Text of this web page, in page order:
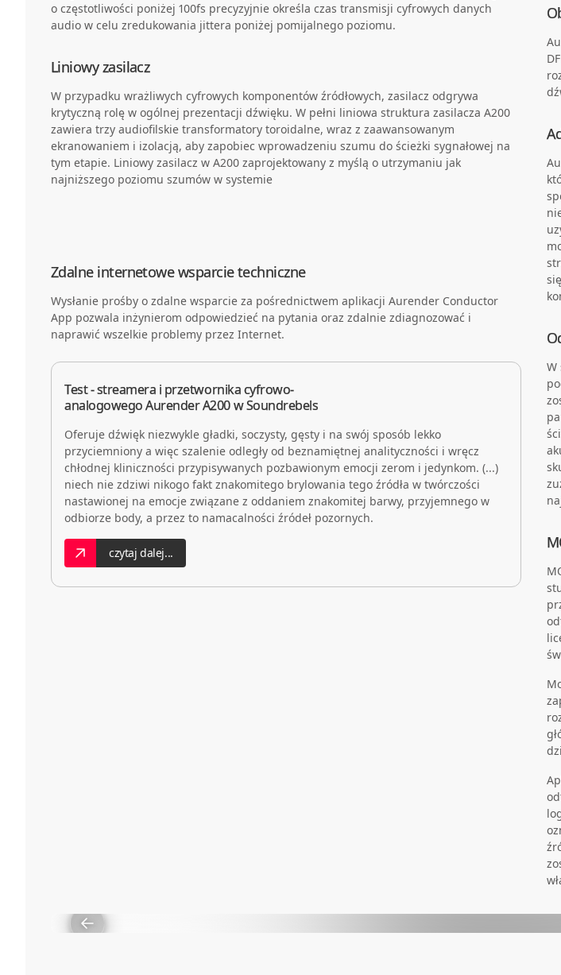
o częstotliwości poniżej 100fs precyzyjnie określa czas transmisji cyfrowych danych
audio w celu zredukowania jittera poniżej pomijalnego poziomu.
Liniowy zasilacz
W przypadku wrażliwych cyfrowych komponentów źródłowych, zasilacz odgrywa
krytyczną rolę w ogólnej prezentacji dźwięku. W pełni liniowa struktura zasilacza A200
zawiera trzy audiofilskie transformatory toroidalne, wraz z zaawansowanym
ekranowaniem i izolacją, aby zapobiec wprowadzeniu szumu do ścieżki sygnałowej na
tym etapie. Liniowy zasilacz w A200 zaprojektowany z myślą o utrzymaniu jak
najniższego poziomu szumów w systemie
Zdalne internetowe wsparcie techniczne
Wysłanie prośby o zdalne wsparcie za pośrednictwem aplikacji Aurender Conductor
App pozwala inżynierom odpowiedzieć na pytania oraz zdalnie zdiagnozować i
naprawić wszelkie problemy przez Internet.
Test - streamera i przetwornika cyfrowo-
analogowego Aurender A200 w Soundrebels
Oferuje dźwięk niezwykle gładki, soczysty, gęsty i na swój sposób lekko
przyciemniony a więc szalenie odległy od beznamiętnej analityczności i wręcz
chłodnej kliniczności przypisywanych pozbawionym emocji zerom i jedynkom. (...)
niech nie zdziwi nikogo fakt znakomitego brylowania tego źródła w twórczości
nastawionej na emocje związane z oddaniem znakomitej barwy, przyjemnego w
odbiorze body, a przez to namacalności źródeł pozornych.
czytaj dalej...
W